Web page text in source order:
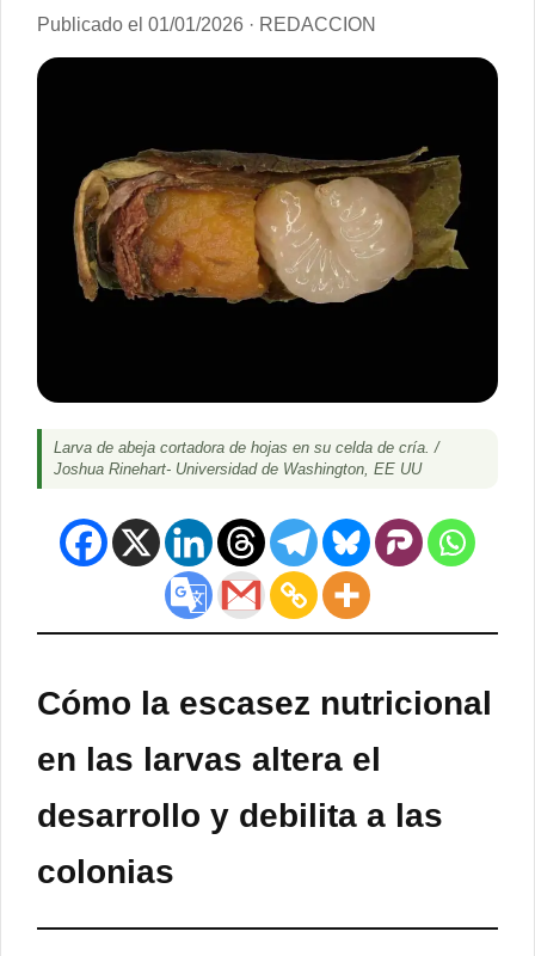
Publicado el 01/01/2026 · REDACCION
Larva de abeja cortadora de hojas en su celda de cría. /
Joshua Rinehart- Universidad de Washington, EE UU
Cómo la escasez nutricional
en las larvas altera el
desarrollo y debilita a las
colonias